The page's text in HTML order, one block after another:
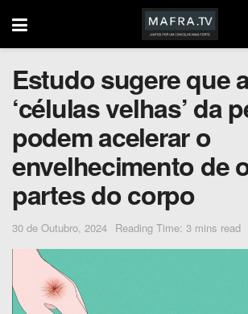
Estudo sugere que
‘células velhas’ da
podem acelerar o
envelhecimento de
partes do corpo
30 de Outubro, 2024 Reading Time: 3 mins read